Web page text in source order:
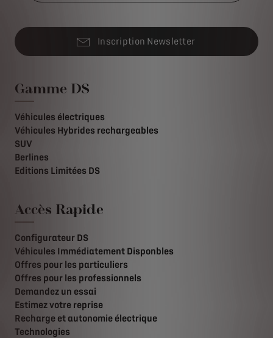
Inscription Newsletter
Gamme DS
Véhicules électriques
Véhicules Hybrides rechargeables
SUV
Berlines
Editions Limitées DS
Accès Rapide
Configurateur DS
Véhicules Immédiatement Disponbles
Offres pour les particuliers
Offres pour les professionnels
Demandez un essai
Estimez votre reprise
Recharge et autonomie électrique
Technologies